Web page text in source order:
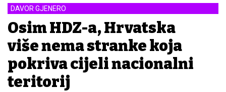
DAVOR GJENERO
Osim HDZ-a, Hrvatska
više nema stranke koja
pokriva cijeli nacionalni
teritorij